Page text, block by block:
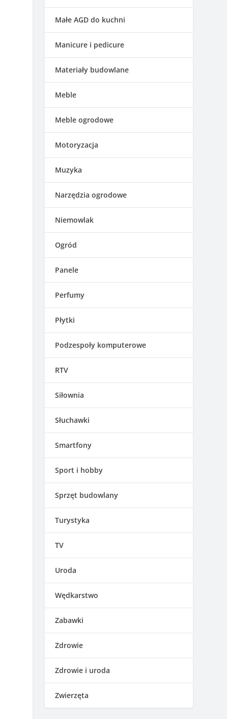
Małe AGD do kuchni
Manicure i pedicure
Materiały budowlane
Meble
Meble ogrodowe
Motoryzacja
Muzyka
Narzędzia ogrodowe
Niemowlak
Ogród
Panele
Perfumy
Płytki
Podzespoły komputerowe
RTV
Siłownia
Słuchawki
Smartfony
Sport i hobby
Sprzęt budowlany
Turystyka
TV
Uroda
Wędkarstwo
Zabawki
Zdrowie
Zdrowie i uroda
Zwierzęta